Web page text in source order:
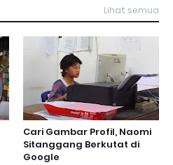
Lihat semua
Cari Gambar Profil, Naomi
Sitanggang Berkutat di
Google